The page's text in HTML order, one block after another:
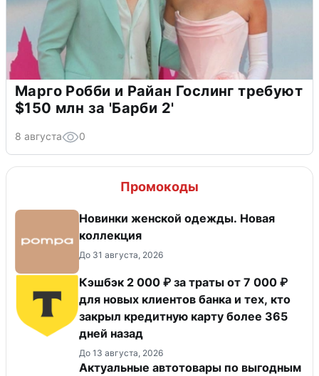
Марго Робби и Райан Гослинг требуют
$150 млн за 'Барби 2'
8 августа 0
Промокоды
Новинки женской одежды. Новая
коллекция
До 31 августа, 2026
Кэшбэк 2 000 ₽ за траты от 7 000 ₽
для новых клиентов банка и тех, кто
закрыл кредитную карту более 365
дней назад
До 13 августа, 2026
Актуальные автотовары по выгодным